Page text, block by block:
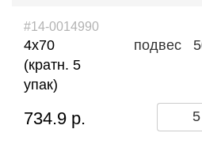
#14-0014990
4х70
(кратн. 5
упак)
подвес
734.9 р.